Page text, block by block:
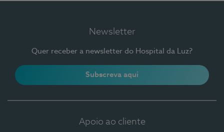
Newsletter
Quer receber a newsletter do Hospital da Luz?
Subscreva aqui
Apoio ao cliente